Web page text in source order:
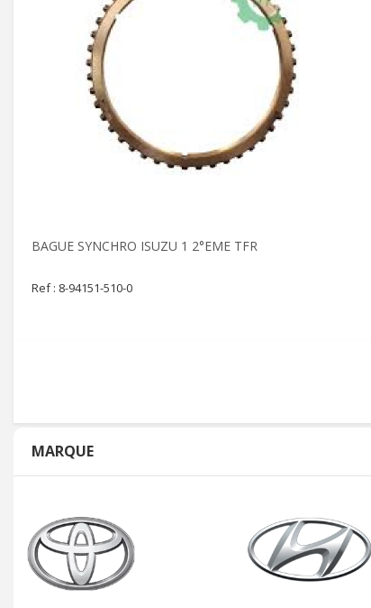
BAGUE SYNCHRO ISUZU 1 2°EME TFR
Ref : 8-94151-510-0
MARQUE